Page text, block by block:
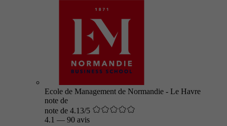
Ecole de Management de Normandie - Le Havre
note de
note de 4.13/5
4.1 — 90 avis